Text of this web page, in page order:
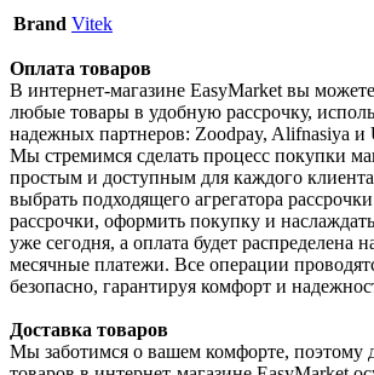
Brand Vitek
Оплата товаров
В интернет-магазине EasyMarket вы
любые товары в удобную рассрочку,
надежных партнеров: Zoodpay, Alifnasiya и
Мы стремимся сделать процесс покупки
простым и доступным для каждого
выбрать подходящего агрегатора
рассрочки, оформить покупку и
уже сегодня, а оплата будет распределена
месячные платежи. Все операции
безопасно, гарантируя комфорт и
Доставка товаров
Мы заботимся о вашем комфорте, поэтому